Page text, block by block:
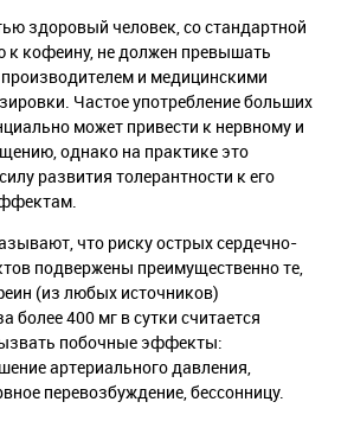
здоровый человек, со стандартной
к кофеину, не должен превышать
и медицинскими
Частое употребление больших
может привести к нервному и
однако на практике это
развития толерантности к его
что риску острых сердечно-
подвержены преимущественно те,
(из любых источников)
более 400 мг в сутки считается
побочные эффекты:
артериального давления,
перевозбуждение, бессонницу.